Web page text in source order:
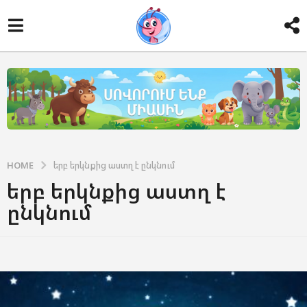
HOME երբ երկնքից աստղ է ընկնում
երբ երկնքից աստղ է
ընկնում